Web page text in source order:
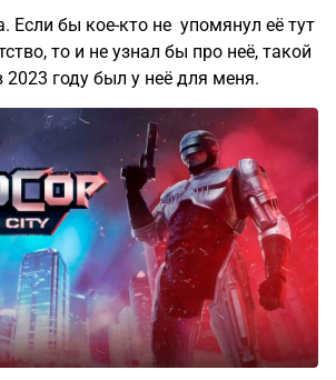
Rogue City
Если бы кое-кто не упомянул её тут
то и не узнал бы про неё, такой
2023 году был у неё для меня.